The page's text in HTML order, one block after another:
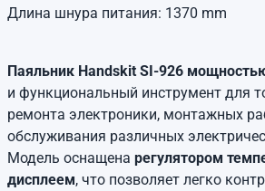
Длина шнура питания: 1370 mm
Паяльник Handskit SI-926
и функциональный инструмент для
ремонта электроники, монтажных
обслуживания различных
Модель оснащена регулятором
дисплеем, что позволяет легко